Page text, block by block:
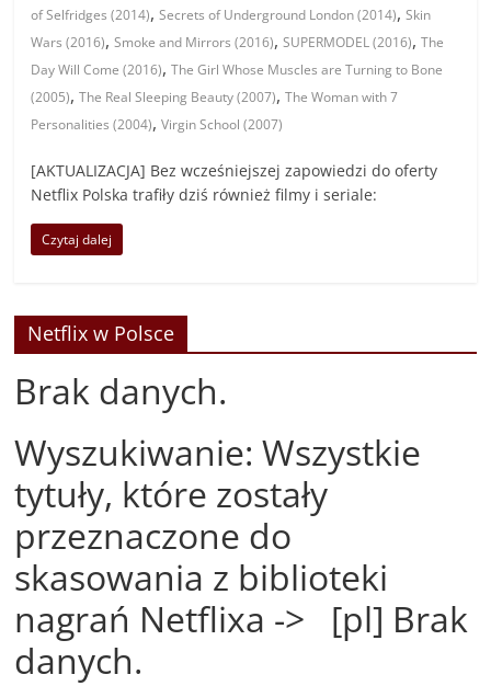
of Selfridges (2014),Secrets of Underground London (2014),Skin
Wars (2016),Smoke and Mirrors (2016),SUPERMODEL (2016),The
Day Will Come (2016),The Girl Whose Muscles are Turning to Bone
(2005),The Real Sleeping Beauty (2007),The Woman with 7
Personalities (2004),Virgin School (2007)
[AKTUALIZACJA] Bez wcześniejszej zapowiedzi do oferty
Netflix Polska trafiły dziś również filmy i seriale:
Czytaj dalej
Netflix w Polsce
Brak danych.
Wyszukiwanie: Wszystkie
tytuły, które zostały
przeznaczone do
skasowania z biblioteki
nagrań Netflixa -> [pl] Brak
danych.